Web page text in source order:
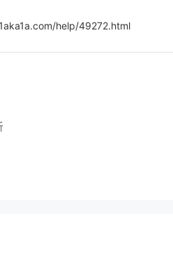
help/49272.html